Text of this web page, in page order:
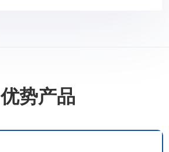
优势产品